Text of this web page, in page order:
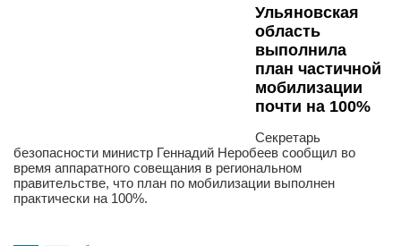
Ульяновская
область
выполнила
план частичной
мобилизации
почти на 100%
Секретарь
безопасности министр Геннадий Неробеев сообщил во
время аппаратного совещания в региональном
правительстве, что план по мобилизации выполнен
практически на 100%.